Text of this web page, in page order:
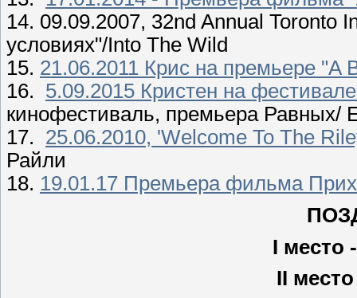
14. 09.09.2007, 32nd Annual Toronto
условиях"/Into The Wild
15. 21.06.2011 Крис на премьере "A
16. 5.09.2015 Кристен на
кинофестиваль, премьера Равных/
17. 25.06.2010, 'Welcome To The
Райли
18. 19.01.17 Премьера фильма
I место
II